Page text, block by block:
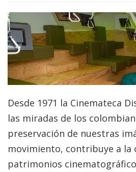
Desde 1971 la Cinemateca
las miradas de los
preservación de nuestras
movimiento, contribuye a la
patrimonios